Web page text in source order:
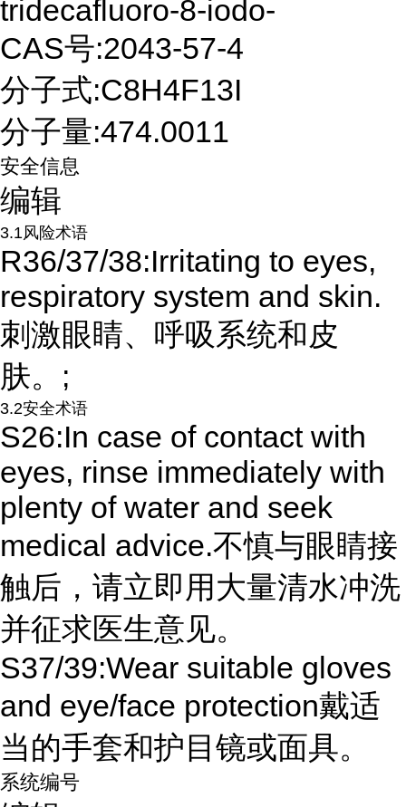
tridecafluoro-8-iodo-
CAS号:2043-57-4
分子式:C8H4F13I
分子量:474.0011
安全信息
编辑
3.1风险术语
R36/37/38:Irritating to eyes,
respiratory system and skin.
刺激眼睛、呼吸系统和皮
肤。;
3.2安全术语
S26:In case of contact with
eyes, rinse immediately with
plenty of water and seek
medical advice.不慎与眼睛接
触后，请立即用大量清水冲洗
并征求医生意见。
S37/39:Wear suitable gloves
and eye/face protection戴适
当的手套和护目镜或面具。
系统编号